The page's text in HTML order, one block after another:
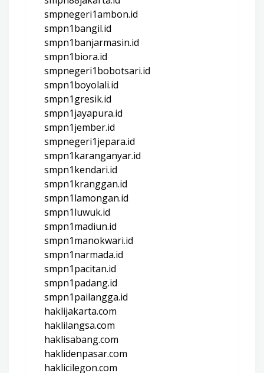
smpnegeri1ambon.id
smpn1bangil.id
smpn1banjarmasin.id
smpn1biora.id
smpnegeri1bobotsari.id
smpn1boyolali.id
smpn1gresik.id
smpn1jayapura.id
smpn1jember.id
smpnegeri1jepara.id
smpn1karanganyar.id
smpn1kendari.id
smpn1kranggan.id
smpn1lamongan.id
smpn1luwuk.id
smpn1madiun.id
smpn1manokwari.id
smpn1narmada.id
smpn1pacitan.id
smpn1padang.id
smpn1pailangga.id
haklijakarta.com
haklilangsa.com
haklisabang.com
haklidenpasar.com
haklicilegon.com